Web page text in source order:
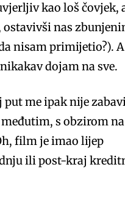
kao loš čovjek,
nas
nisam primijetio?). A
dojam na sve.
put me ipak nije
s obzirom
film je imao lijep
ili post-kraj